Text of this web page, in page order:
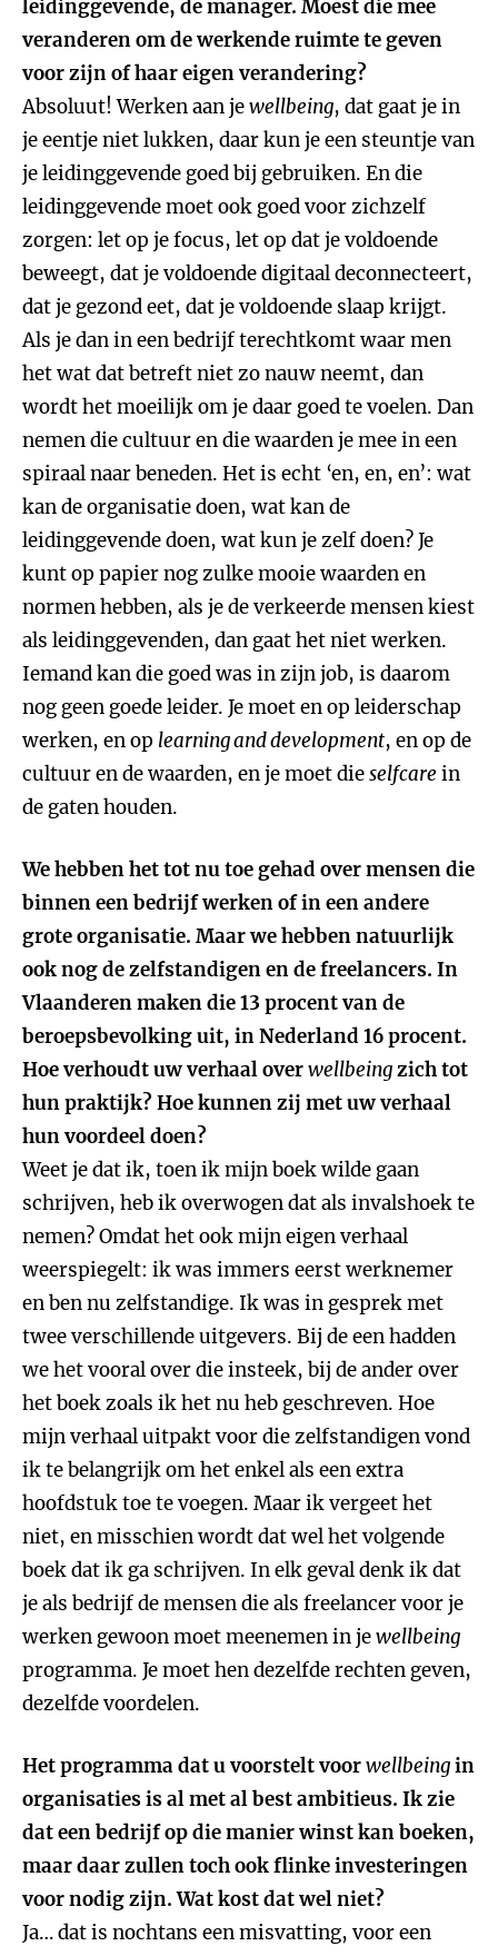
leidinggevende, de manager. Moest die mee
veranderen om de werkende ruimte te geven
voor zijn of haar eigen verandering?
Absoluut! Werken aan jewellbeing, dat gaat je in
je eentje niet lukken, daar kun je een steuntje van
je leidinggevende goed bij gebruiken. En die
leidinggevende moet ook goed voor zichzelf
zorgen: let op je focus, let op dat je voldoende
beweegt, dat je voldoende digitaal deconnecteert,
dat je gezond eet, dat je voldoende slaap krijgt.
Als je dan in een bedrijf terechtkomt waar men
het wat dat betreft niet zo nauw neemt, dan
wordt het moeilijk om je daar goed te voelen. Dan
nemen die cultuur en die waarden je mee in een
spiraal naar beneden. Het is echt ‘en, en, en’: wat
kan de organisatie doen, wat kan de
leidinggevende doen, wat kun je zelf doen? Je
kunt op papier nog zulke mooie waarden en
normen hebben, als je de verkeerde mensen kiest
als leidinggevenden, dan gaat het niet werken.
Iemand kan die goed was in zijn job, is daarom
nog geen goede leider. Je moet en op leiderschap
werken, en op learning and development, en op de
cultuur en de waarden, en je moet dieselfcare in
de gaten houden.
We hebben het tot nu toe gehad over mensen die
binnen een bedrijf werken of in een andere
grote organisatie. Maar we hebben natuurlijk
ook nog de zelfstandigen en de freelancers. In
Vlaanderen maken die 13 procent van de
beroepsbevolking uit, in Nederland 16 procent.
Hoe verhoudt uw verhaal overwellbeingzich tot
hun praktijk? Hoe kunnen zij met uw verhaal
hun voordeel doen?
Weet je dat ik, toen ik mijn boek wilde gaan
schrijven, heb ik overwogen dat als invalshoek te
nemen? Omdat het ook mijn eigen verhaal
weerspiegelt: ik was immers eerst werknemer
en ben nu zelfstandige. Ik was in gesprek met
twee verschillende uitgevers. Bij de een hadden
we het vooral over die insteek, bij de ander over
het boek zoals ik het nu heb geschreven. Hoe
mijn verhaal uitpakt voor die zelfstandigen vond
ik te belangrijk om het enkel als een extra
hoofdstuk toe te voegen. Maar ik vergeet het
niet, en misschien wordt dat wel het volgende
boek dat ik ga schrijven. In elk geval denk ik dat
je als bedrijf de mensen die als freelancer voor je
werken gewoon moet meenemen in jewellbeing
programma. Je moet hen dezelfde rechten geven,
dezelfde voordelen.
Het programma dat u voorstelt voorwellbeingin
organisaties is al met al best ambitieus. Ik zie
dat een bedrijf op die manier winst kan boeken,
maar daar zullen toch ook flinke investeringen
voor nodig zijn. Wat kost dat wel niet?
Ja… dat is nochtans een misvatting, voor een